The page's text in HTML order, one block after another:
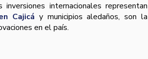
internacionales representan
Cajicá y municipios aledaños, son la
en el paí­s.